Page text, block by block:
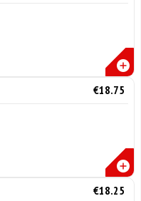
€18.75
€18.25